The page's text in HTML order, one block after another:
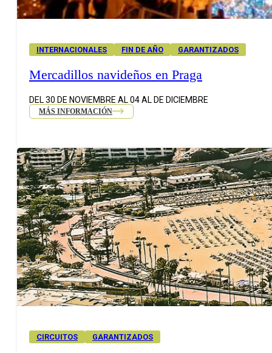
INTERNACIONALES FIN DE AÑO GARANTIZADOS
Mercadillos navideños en Praga
DEL 30 DE NOVIEMBRE AL 04 AL DE DICIEMBRE
MÁS INFORMACIÓN
CIRCUITOS GARANTIZADOS